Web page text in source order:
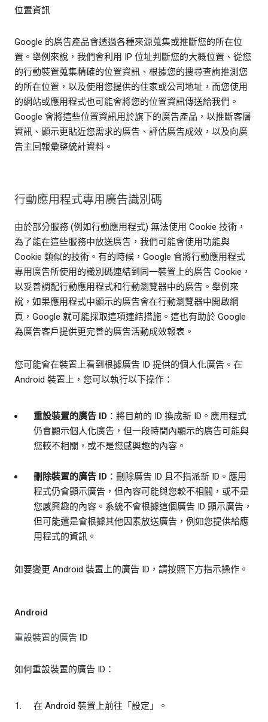
位置資訊
Google 的廣告產品會透過各種來源蒐集或推斷您的所在位
置。舉例來說，我們會利用 IP 位址判斷您的大概位置、從您
的行動裝置蒐集精確的位置資訊、根據您的搜尋查詢推測您
的所在位置，以及使用您提供的住家或公司地址，而您使用
的網站或應用程式也可能會將您的位置資訊傳送給我們。
Google 會將這些位置資訊用於旗下的廣告產品，以推斷客層
資訊、顯示更貼近您需求的廣告、評估廣告成效，以及向廣
告主回報彙整統計資料。
行動應用程式專用廣告識別碼
由於部分服務 (例如行動應用程式) 無法使用 Cookie 技術，
為了能在這些服務中放送廣告，我們可能會使用功能與
Cookie 類似的技術。有的時候，Google 會將行動應用程式
專用廣告所使用的識別碼連結到同一裝置上的廣告 Cookie，
以妥善調配行動應用程式和行動瀏覽器中的廣告。舉例來
說，如果應用程式中顯示的廣告會在行動瀏覽器中開啟網
頁，Google 就可能採取這項連結措施。這也有助於 Google
為廣告客戶提供更完善的廣告活動成效報表。
您可能會在裝置上看到根據廣告 ID 提供的個人化廣告。在
Android 裝置上，您可以執行以下操作：
重設裝置的廣告 ID ：將目前的 ID 換成新 ID。應用程式
仍會顯示個人化廣告，但一段時間內顯示的廣告可能與
您較不相關，或不是您感興趣的內容。
刪除裝置的廣告 ID ：刪除廣告 ID 且不指派新 ID。應用
程式仍會顯示廣告，但內容可能與您較不相關，或不是
您感興趣的內容。系統不會根據這個廣告 ID 顯示廣告，
但可能還是會根據其他因素放送廣告，例如您提供給應
用程式的資訊。
如要變更 Android 裝置上的廣告 ID，請按照下方指示操作。
Android
重設裝置的廣告 ID
如何重設裝置的廣告 ID：
在 Android 裝置上前往「設定」 。